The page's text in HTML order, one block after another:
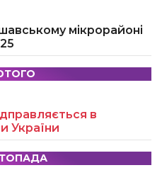
мікрорайоні
в
України